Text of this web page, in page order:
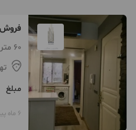
فروش 60 متری سبلان
60 متر / 1 اتاق / ساخت 1404
مبلغ
6 ماه پیش